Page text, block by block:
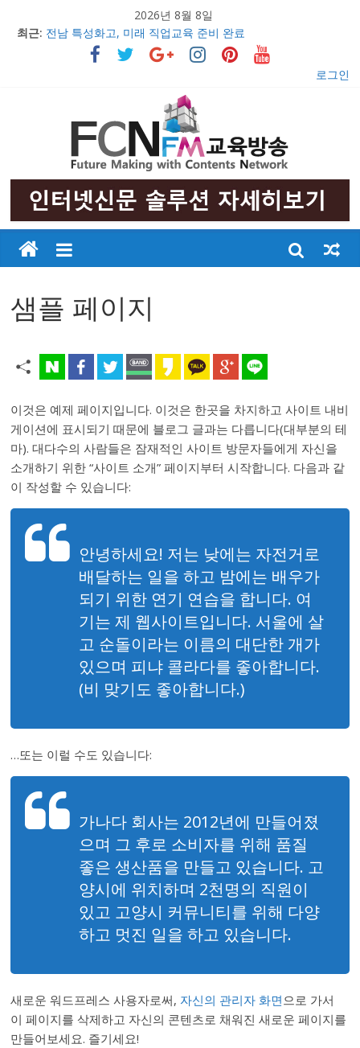
2026년 8월 8일
최근: 전남 특성화고, 미래 직업교육 준비 완료
의정부문화원, 창작무용극 ‘불멸의 영웅 안중근’ 초연 발표
충남 특성화고 학생들 취업률 해마다 증가
2017 교육감배 시·군대항 초·중 구간마라톤대회 성황리 개최
우리 아이들의 행복한 미래만들기
로그인
샘플 페이지
이것은 예제 페이지입니다. 이것은 한곳을 차지하고 사이트 내비
게이션에 표시되기 때문에 블로그 글과는 다릅니다(대부분의 테
마). 대다수의 사람들은 잠재적인 사이트 방문자들에게 자신을
소개하기 위한 “사이트 소개” 페이지부터 시작합니다. 다음과 같
이 작성할 수 있습니다:
안녕하세요! 저는 낮에는 자전거로
배달하는 일을 하고 밤에는 배우가
되기 위한 연기 연습을 합니다. 여
기는 제 웹사이트입니다. 서울에 살
고 순돌이라는 이름의 대단한 개가
있으며 피냐 콜라다를 좋아합니다.
(비 맞기도 좋아합니다.)
…또는 이럴 수도 있습니다:
가나다 회사는 2012년에 만들어졌
으며 그 후로 소비자를 위해 품질
좋은 생산품을 만들고 있습니다. 고
양시에 위치하며 2천명의 직원이
있고 고양시 커뮤니티를 위해 다양
하고 멋진 일을 하고 있습니다.
새로운 워드프레스 사용자로써, 자신의 관리자 화면으로 가서
이 페이지를 삭제하고 자신의 콘텐츠로 채워진 새로운 페이지를
만들어보세요. 즐기세요!